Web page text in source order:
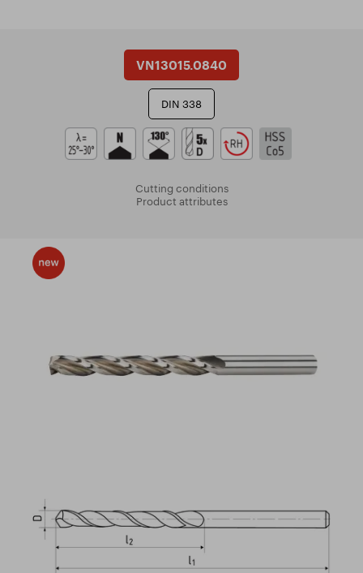
VN13015.0840
DIN 338
Cutting conditions
Product attributes